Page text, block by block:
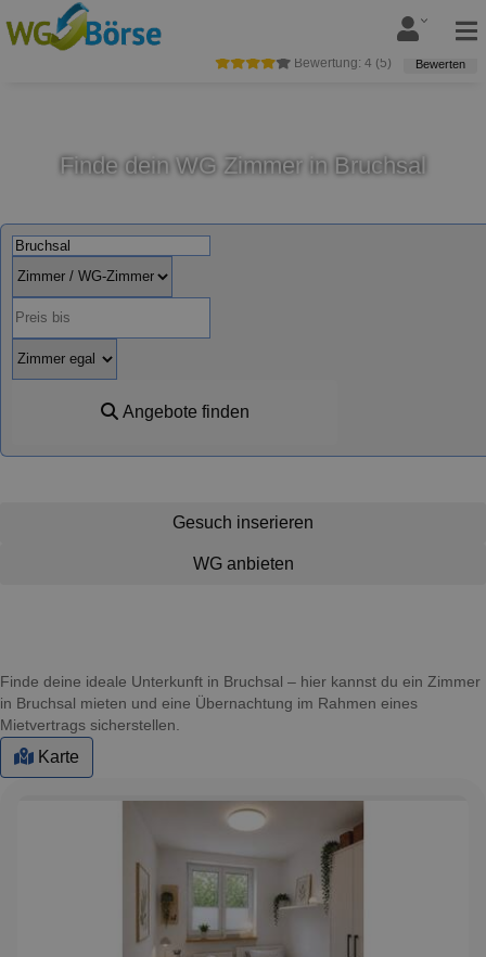
Bewertung: 4 (5) Bewerten
Finde dein WG Zimmer in Bruchsal
Angebote finden
Gesuch inserieren
WG anbieten
Finde deine ideale Unterkunft in Bruchsal – hier kannst du ein Zimmer
in Bruchsal mieten und eine Übernachtung im Rahmen eines
Mietvertrags sicherstellen.
Karte